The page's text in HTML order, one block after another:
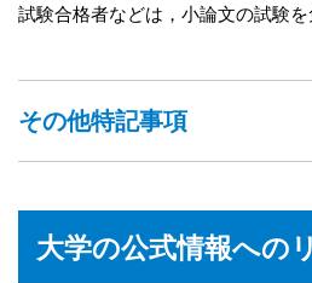
試験合格者などは，小論文の試験
その他特記事項
大学の公式情報への